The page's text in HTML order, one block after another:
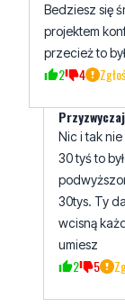
Bedziesz się
projektem
przecież to
2 4
Nic i tak
30 tyś to
30tys. Ty
wcisną
umiesz
2 5